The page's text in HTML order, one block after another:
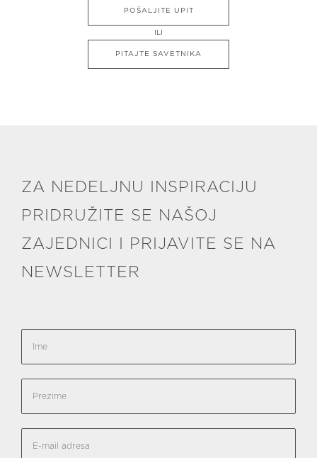
POŠALJITE UPIT
ILI
PITAJTE SAVETNIKA
ZA NEDELJNU INSPIRACIJU
PRIDRUŽITE SE NAŠOJ
ZAJEDNICI I PRIJAVITE SE NA
NEWSLETTER